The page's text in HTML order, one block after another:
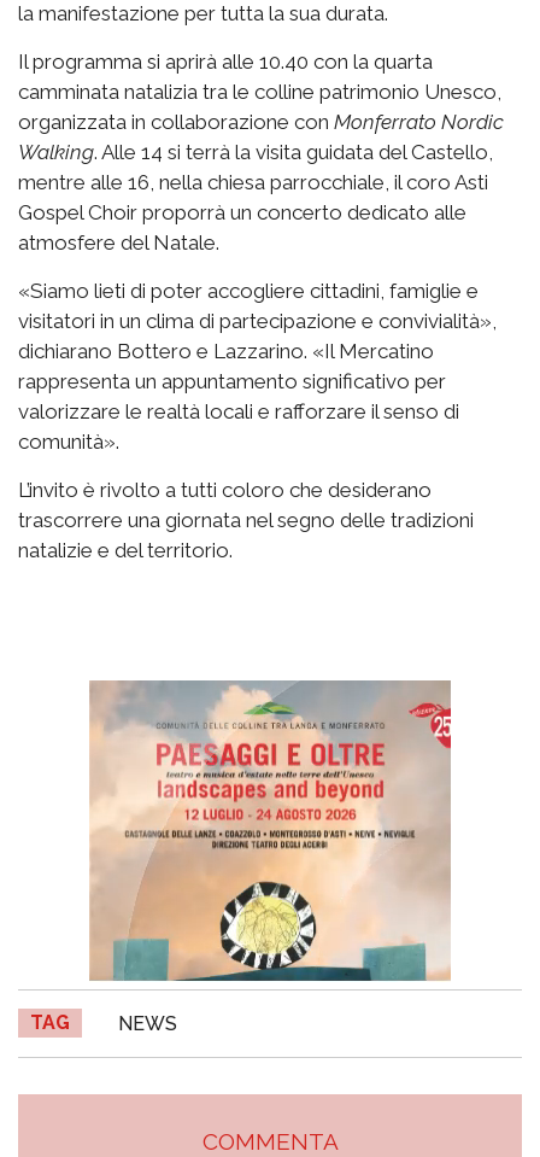
la manifestazione per tutta la sua durata.
Il programma si aprirà alle 10.40 con la quarta
camminata natalizia tra le colline patrimonio Unesco,
organizzata in collaborazione con Monferrato Nordic
Walking. Alle 14 si terrà la visita guidata del Castello,
mentre alle 16, nella chiesa parrocchiale, il coro Asti
Gospel Choir proporrà un concerto dedicato alle
atmosfere del Natale.
«Siamo lieti di poter accogliere cittadini, famiglie e
visitatori in un clima di partecipazione e convivialità»,
dichiarano Bottero e Lazzarino. «Il Mercatino
rappresenta un appuntamento significativo per
valorizzare le realtà locali e rafforzare il senso di
comunità».
L’invito è rivolto a tutti coloro che desiderano
trascorrere una giornata nel segno delle tradizioni
natalizie e del territorio.
TAG NEWS
COMMENTA